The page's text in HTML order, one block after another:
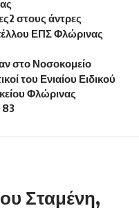
στους άντρες
ΕΠΣ Φλώρινας
στο Νοσοκομείο
του Ενιαίου Ειδικού
Φλώρινας
83
Σταμένη,